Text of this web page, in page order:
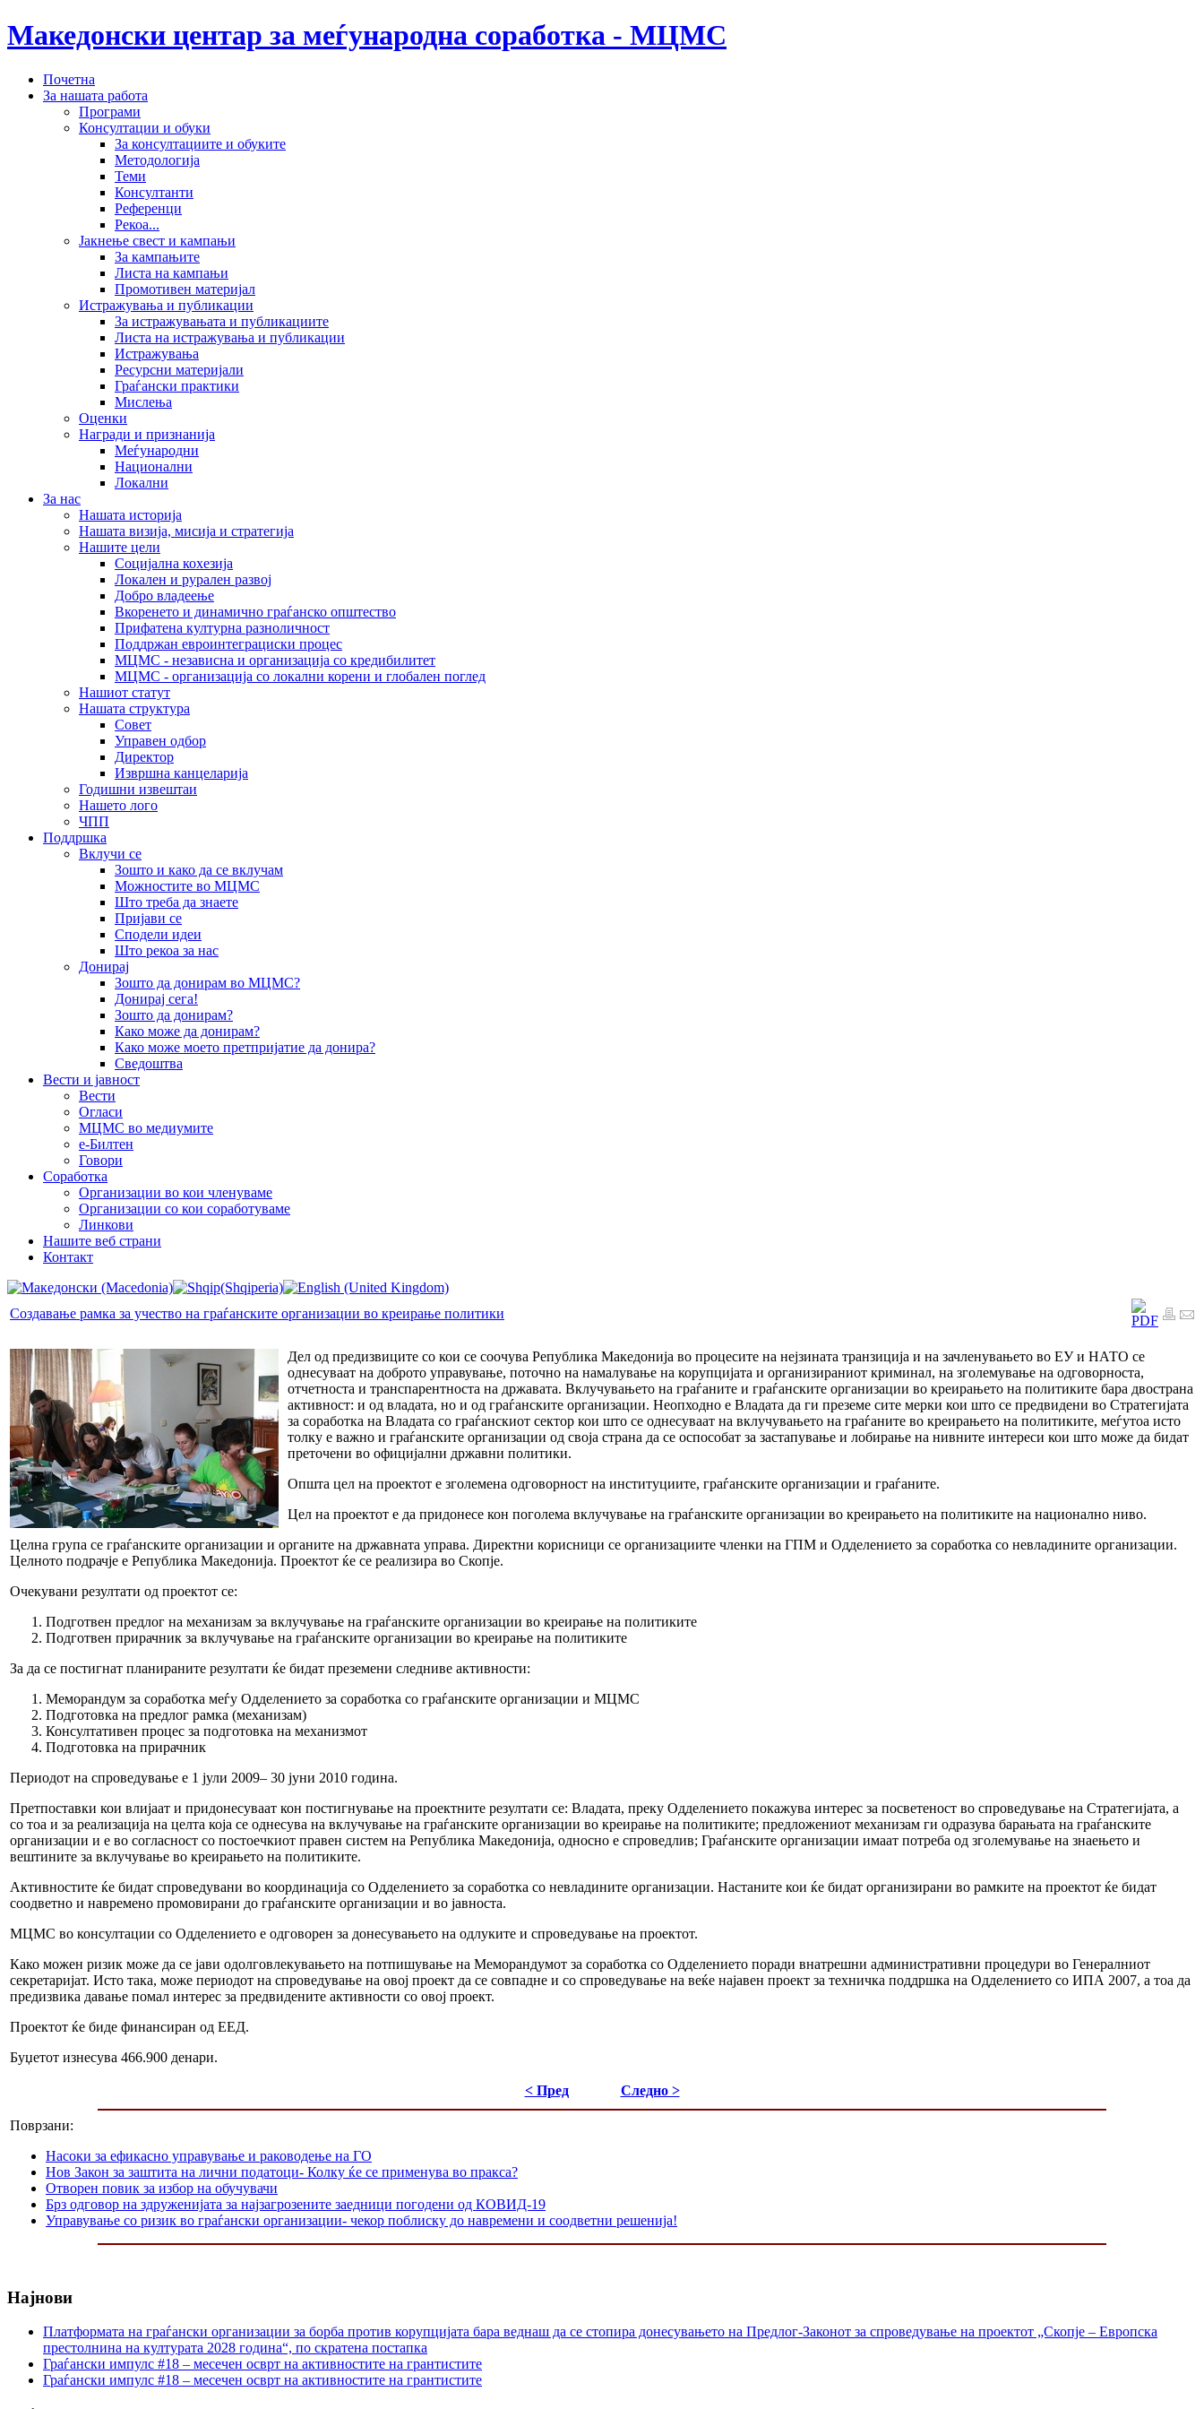
Македонски центар за меѓународна соработка - МЦМС
Почетна
За нашата работа
Програми
Консултации и обуки
За консултациите и обуките
Методологија
Теми
Консултанти
Референци
Рекоа...
Јакнење свест и кампањи
За кампањите
Листа на кампањи
Промотивен материјал
Истражувања и публикации
За истражувањата и публикациите
Листа на истражувања и публикации
Истражувања
Ресурсни материјали
Граѓански практики
Мислења
Оценки
Награди и признанија
Меѓународни
Национални
Локални
За нас
Нашата историја
Нашата визија, мисија и стратегија
Нашите цели
Социјална кохезија
Локален и рурален развој
Добро владеење
Вкоренето и динамично граѓанско општество
Прифатена културна разноличност
Поддржан евроинтеграциски процес
МЦМС - независна и организација со кредибилитет
МЦМС - организација со локални корени и глобален поглед
Нашиот статут
Нашата структура
Совет
Управен одбор
Директор
Извршна канцеларија
Годишни извештаи
Нашето лого
ЧПП
Поддршка
Вклучи се
Зошто и како да се вклучам
Можностите во МЦМС
Што треба да знаете
Пријави се
Сподели идеи
Што рекоа за нас
Донирај
Зошто да донирам во МЦМС?
Донирај сега!
Зошто да донирам?
Како може да донирам?
Како може моето претпријатие да донира?
Сведоштва
Вести и јавност
Вести
Огласи
МЦМС во медиумите
е-Билтен
Говори
Соработка
Организации во кои членуваме
Организации со кои соработуваме
Линкови
Нашите веб страни
Контакт
Создавање рамка за учество на граѓанските организации во креирање политики
Дел од предизвиците со кои се соочува Република Македонија во процесите на нејзината транзиција и на зачленувањето во ЕУ и НАТО се
однесуваат на доброто управување, поточно на намалување на корупцијата и организираниот криминал, на зголемување на одговорноста,
отчетноста и транспарентноста на државата. Вклучувањето на граѓаните и граѓанските организации во креирањето на политиките бара двострана
активност: и од владата, но и од граѓанските организации. Неопходно е Владата да ги преземе сите мерки кои што се предвидени во Стратегијата
за соработка на Владата со граѓанскиот сектор кои што се однесуваат на вклучувањето на граѓаните во креирањето на политиките, меѓутоа исто
толку е важно и граѓанските организации од своја страна да се оспособат за застапување и лобирање на нивните интереси кои што може да бидат
преточени во официјални државни политики.
Општа цел на проектот е зголемена одговорност на институциите, граѓанските организации и граѓаните.
Цел на проектот е да придонесе кон поголема вклучување на граѓанските организации во креирањето на политиките на национално ниво.
Целна група се граѓанските организации и органите на државната управа. Директни корисници се организациите членки на ГПМ и Одделението за соработка со невладините организации.
Целното подрачје е Република Македонија. Проектот ќе се реализира во Скопје.
Очекувани резултати од проектот се:
Подготвен предлог на механизам за вклучување на граѓанските организации во креирање на политиките
Подготвен прирачник за вклучување на граѓанските организации во креирање на политиките
За да се постигнат планираните резултати ќе бидат преземени следниве активности:
Меморандум за соработка меѓу Одделението за соработка со граѓанските организации и МЦМС
Подготовка на предлог рамка (механизам)
Консултативен процес за подготовка на механизмот
Подготовка на прирачник
Периодот на спроведување е 1 јули 2009– 30 јуни 2010 година.
Претпоставки кои влијаат и придонесуваат кон постигнување на проектните резултати се: Владата, преку Одделението покажува интерес за посветеност во спроведување на Стратегијата, а
со тоа и за реализација на целта која се однесува на вклучување на граѓанските организации во креирање на политиките; предложениот механизам ги одразува барањата на граѓанските
организации и е во согласност со постоечкиот правен систем на Република Македонија, односно е спроведлив; Граѓанските организации имаат потреба од зголемување на знаењето и
вештините за вклучување во креирањето на политиките.
Активностите ќе бидат спроведувани во координација со Одделението за соработка со невладините организации. Настаните кои ќе бидат организирани во рамките на проектот ќе бидат
соодветно и навремено промовирани до граѓанските организации и во јавноста.
МЦМС во консултации со Одделението е одговорен за донесувањето на одлуките и спроведување на проектот.
Како можен ризик може да се јави одолговлекувањето на потпишување на Меморандумот за соработка со Одделението поради внатрешни административни процедури во Генералниот
секретаријат. Исто така, може периодот на спроведување на овој проект да се совпадне и со спроведување на веќе најавен проект за техничка поддршка на Одделението со ИПА 2007, а тоа да
предизвика давање помал интерес за предвидените активности со овој проект.
Проектот ќе биде финансиран од ЕЕД.
Буџетот изнесува 466.900 денари.
< Пред Следно >
Поврзани:
Насоки за ефикасно управување и раководење на ГО
Нов Закон за заштита на лични податоци- Колку ќе се применува во пракса?
Отворен повик за избор на обучувачи
Брз одговор на здруженијата за најзагрозените заедници погодени од КОВИД-19
Управување со ризик во граѓански организации- чекор поблиску до навремени и соодветни решенија!
Најнови
Платформата на граѓански организации за борба против корупцијата бара веднаш да се стопира донесувањето на Предлог-Законот за спроведување на проектот „Скопје – Европска
престолнина на културата 2028 година“, по скратена постапка
Граѓански импулс #18 – месечен осврт на активностите на грантистите
Граѓански импулс #18 – месечен осврт на активностите на грантистите